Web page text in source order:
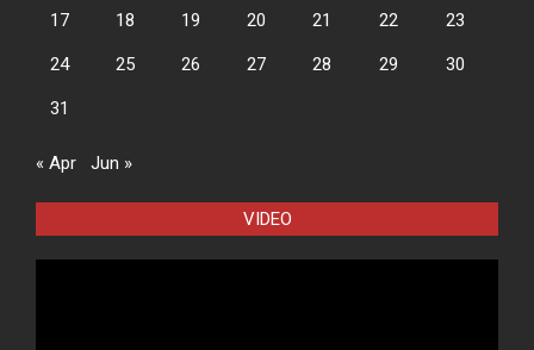
17 18 19 20 21 22 23
24 25 26 27 28 29 30
31
« Apr Jun »
VIDEO